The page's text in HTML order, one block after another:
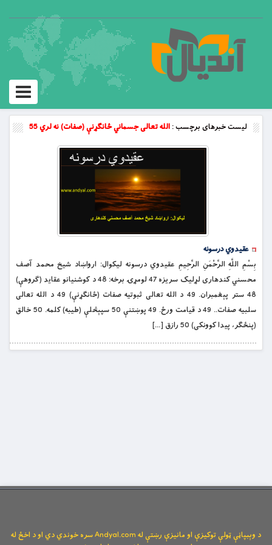
Toggle
لیست خبرهای برچسب :الله تعالی جسماني ځانګړنې (صفات) نه لري 55
عقیدوي درسونه
بِسْمِ اللَّهِ الرَّحْمَنِ الرَّحِيمِ عقیدوي درسونه لیکوال: ارواښاد شیخ محمد آصف
محسني کندهاری لړلیک سریزه 47 لومړۍ برخه: 48 د کوشنیانو عقاید (ګروهې)
48 ستر پېغمبران. 49 د الله تعالی ثبوتیه صفات (ځانګړنې) 49 د الله تعالی
سلبیه صفات.. 49 د قیامت ورځ. 49 پوښتنې 50 سپېڅلې (طیبه) کلمه. 50 خالق
(پنځګر، پیدا کوونکی) 50 رازق […]
د وېبپاڼې ټولې توکیزې او مانیزې رښتې له Andyal.com سره خوندي دي او د اخځ له